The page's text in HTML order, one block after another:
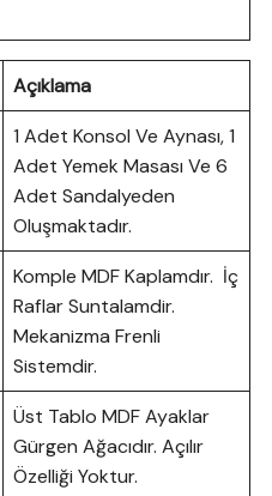
Açıklama
1 Adet Konsol Ve Aynası, 1
Adet Yemek Masası Ve 6
Adet Sandalyeden
Oluşmaktadır.
Komple MDF Kaplamdır. İç
Raflar Suntalamdir.
Mekanizma Frenli
Sistemdir.
Üst Tablo MDF Ayaklar
Gürgen Ağacıdır. Açılır
Özelliği Yoktur.